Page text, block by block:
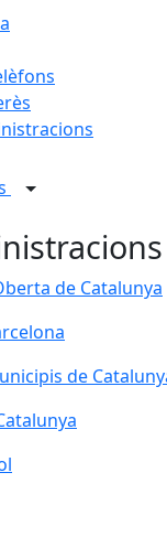
de Catalunya
de Catalunya
de
de